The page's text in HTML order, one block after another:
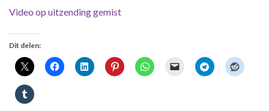
Video op uitzending gemist
Dit delen: